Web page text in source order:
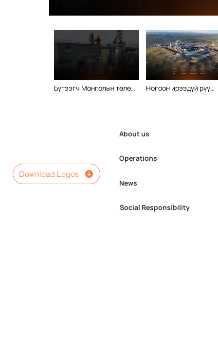
Бүтээгч Монголын төлөө
Ногоон ирээдүй рүү
Download Logos
About us
Operations
News
Social Responsibility